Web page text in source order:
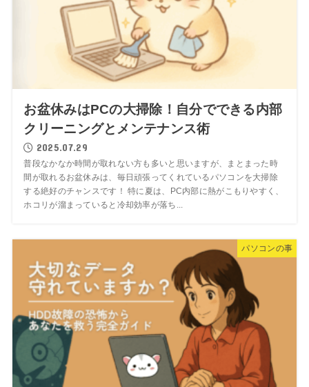
お盆休みはPCの大掃除！自分でできる内部
クリーニングとメンテナンス術
2025.07.29
普段なかなか時間が取れない方も多いと思いますが、まとまった時
間が取れるお盆休みは、毎日頑張ってくれているパソコンを大掃除
する絶好のチャンスです！ 特に夏は、PC内部に熱がこもりやすく、
ホコリが溜まっていると冷却効率が落ち...
パソコンの事